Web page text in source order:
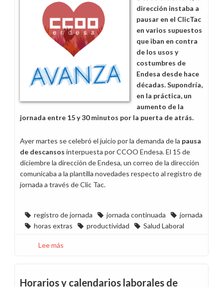
dirección instaba a
pausar en el ClicTac
en varios supuestos
que iban en contra
de los usos y
costumbres de
Endesa desde hace
décadas. Supondría,
en la práctica, un
aumento de la
jornada entre 15 y 30 minutos por la puerta de atrás.
Ayer martes se celebró el juicio por la demanda de la pausa
de descansos interpuesta por CCOO Endesa. El 15 de
diciembre la dirección de Endesa, un correo de la dirección
comunicaba a la plantilla novedades respecto al registro de
jornada a través de Clic Tac.
registro de jornada jornada continuada
jornada
horas extras
productividad Salud Laboral
Lee más
Horarios y calendarios laborales de